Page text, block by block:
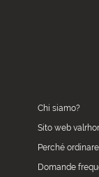
Chi siamo?
Sito web
Perché
Domande